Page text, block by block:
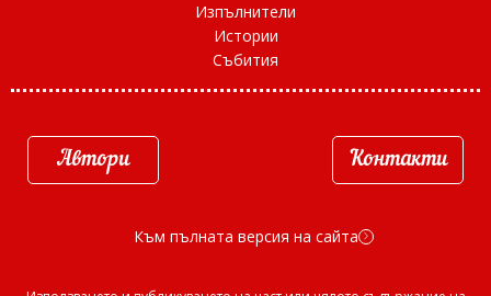
Изпълнители
Истории
Събития
Автори Контакти
Към пълната версия на сайта d